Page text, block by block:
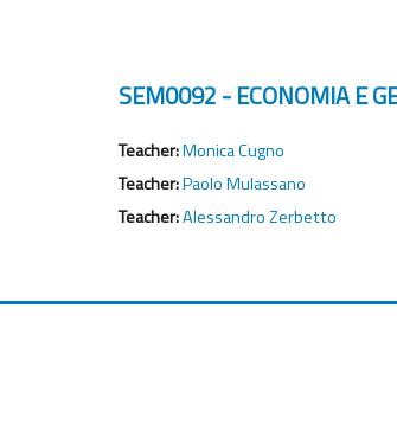
SEM0092 - ECONOMIA E
Teacher:Monica Cugno
Teacher:Paolo Mulassano
Teacher:Alessandro Zerbetto